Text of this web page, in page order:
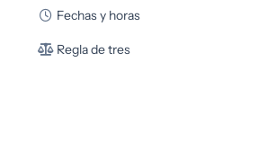
Fechas y horas
Regla de tres